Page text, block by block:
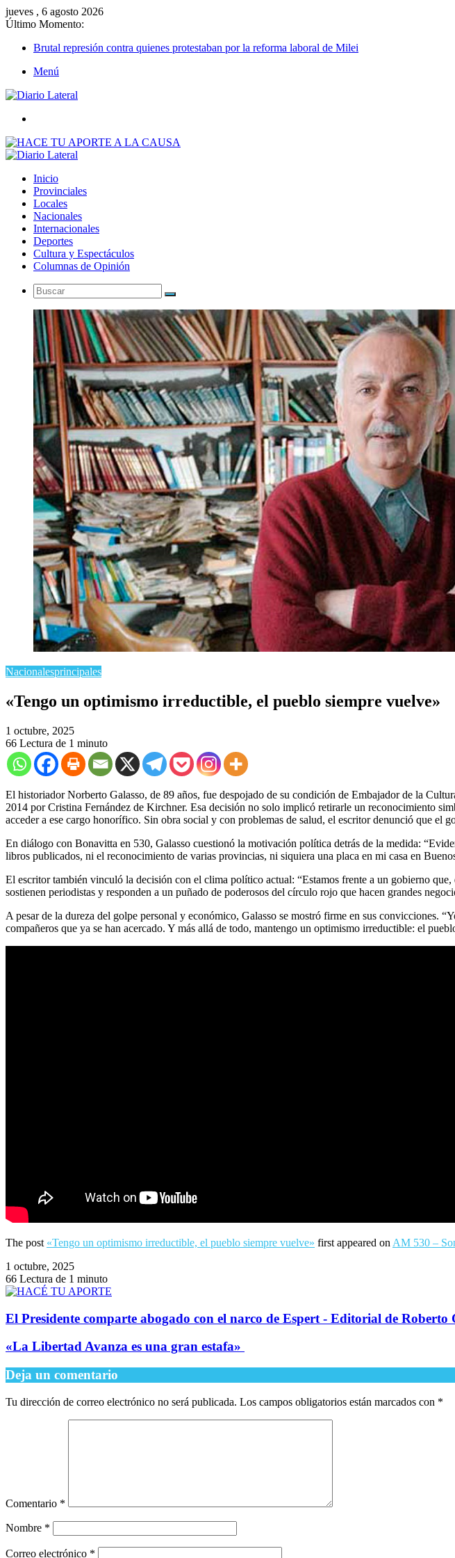
jueves , 6 agosto 2026
Último Momento:
Brutal represión contra quienes protestaban por la reforma laboral de Milei
Menú
Inicio
Provinciales
Locales
Nacionales
Internacionales
Deportes
Cultura y Espectáculos
Columnas de Opinión
Buscar
Nacionalesprincipales
​«Tengo un optimismo irreductible, el pueblo siempre vuelve»
1 octubre, 2025
66 Lectura de 1 minuto
​El historiador Norberto Galasso, de 89 años, fue despojado de su condición de Embajador de la
2014 por Cristina Fernández de Kirchner. Esa decisión no solo implicó retirarle un reconocimiento
acceder a ese cargo honorífico. Sin obra social y con problemas de salud, el escritor denunció que el
En diálogo con Bonavitta en 530, Galasso cuestionó la motivación política detrás de la medida:
libros publicados, ni el reconocimiento de varias provincias, ni siquiera una placa en mi casa en
El escritor también vinculó la decisión con el clima político actual: “Estamos frente a un gobierno
sostienen periodistas y responden a un puñado de poderosos del círculo rojo que hacen grandes
A pesar de la dureza del golpe personal y económico, Galasso se mostró firme en sus convicciones.
compañeros que ya se han acercado. Y más allá de todo, mantengo un optimismo irreductible: el
The post «Tengo un optimismo irreductible, el pueblo siempre vuelve» first appeared on AM 530 –
1 octubre, 2025
66 Lectura de 1 minuto
​El Presidente comparte abogado con el narco de Espert - Editorial de Roberto
​«La Libertad Avanza es una gran estafa»
Deja un comentario
Tu dirección de correo electrónico no será publicada. Los campos obligatorios están marcados con *
Comentario *
Nombre *
Correo electrónico *